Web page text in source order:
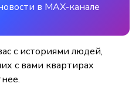
в MAX-канале
с историями людей,
с вами квартирах